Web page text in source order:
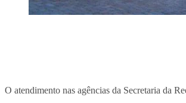
O atendimento nas agências da Secretaria da